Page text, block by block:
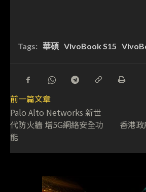
Tags: 華碩 VivoBook S15
前一篇文章
Palo Alto Networks 新世
代防火牆 增5G網絡安全功
能
香港